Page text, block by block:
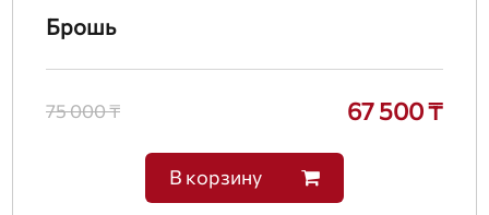
Брошь
75 000 ₸ 67 500 ₸
В корзину